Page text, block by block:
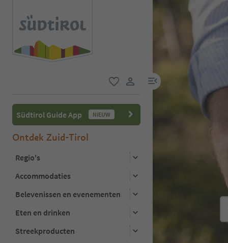
gebruikerslink
menulink
Südtirol Guide App NIEUW
Ontdek Zuid-Tirol
Regio's
Accommodaties
Belevenissen en evenementen
Eten en drinken
Streekproducten